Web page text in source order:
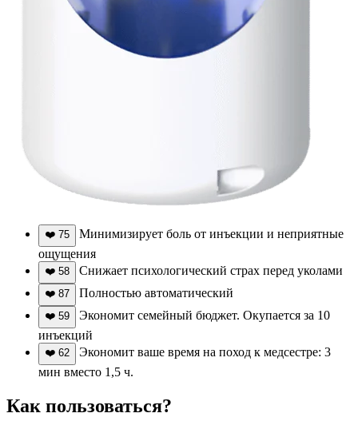
❤️ 75
Минимизирует боль от инъекции и неприятные
ощущения
❤️ 58 Снижает психологический страх перед уколами
❤️ 87 Полностью автоматический
❤️ 59
Экономит семейный бюджет. Окупается за 10
инъекций
❤️ 62
Экономит ваше время на поход к медсестре: 3
мин вместо 1,5 ч.
Как пользоваться?